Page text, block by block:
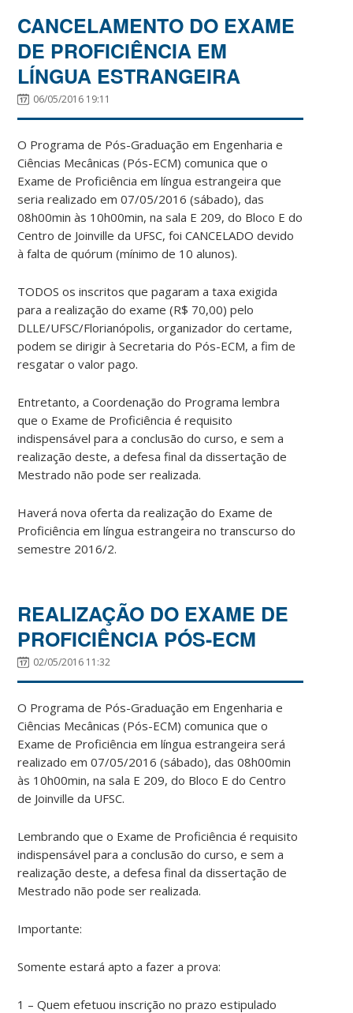
CANCELAMENTO DO EXAME
DE PROFICIÊNCIA EM
LÍNGUA ESTRANGEIRA
06/05/2016 19:11
O Programa de Pós-Graduação em Engenharia e
Ciências Mecânicas (Pós-ECM) comunica que o
Exame de Proficiência em língua estrangeira que
seria realizado em 07/05/2016 (sábado), das
08h00min às 10h00min, na sala E 209, do Bloco E do
Centro de Joinville da UFSC, foi CANCELADO devido
à falta de quórum (mínimo de 10 alunos).
TODOS os inscritos que pagaram a taxa exigida
para a realização do exame (R$ 70,00) pelo
DLLE/UFSC/Florianópolis, organizador do certame,
podem se dirigir à Secretaria do Pós-ECM, a fim de
resgatar o valor pago.
Entretanto, a Coordenação do Programa lembra
que o Exame de Proficiência é requisito
indispensável para a conclusão do curso, e sem a
realização deste, a defesa final da dissertação de
Mestrado não pode ser realizada.
Haverá nova oferta da realização do Exame de
Proficiência em língua estrangeira no transcurso do
semestre 2016/2.
REALIZAÇÃO DO EXAME DE
PROFICIÊNCIA PÓS-ECM
02/05/2016 11:32
O Programa de Pós-Graduação em Engenharia e
Ciências Mecânicas (Pós-ECM) comunica que o
Exame de Proficiência em língua estrangeira será
realizado em 07/05/2016 (sábado), das 08h00min
às 10h00min, na sala E 209, do Bloco E do Centro
de Joinville da UFSC.
Lembrando que o Exame de Proficiência é requisito
indispensável para a conclusão do curso, e sem a
realização deste, a defesa final da dissertação de
Mestrado não pode ser realizada.
Importante:
Somente estará apto a fazer a prova:
1 – Quem efetuou inscrição no prazo estipulado